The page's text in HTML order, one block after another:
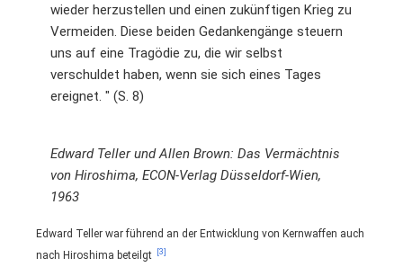
wieder herzustellen und einen zukünftigen Krieg zu
Vermeiden. Diese beiden Gedankengänge steuern
uns auf eine Tragödie zu, die wir selbst
verschuldet haben, wenn sie sich eines Tages
ereignet. " (S. 8)
Edward Teller und Allen Brown: Das Vermächtnis
von Hiroshima, ECON-Verlag Düsseldorf-Wien,
1963
Edward Teller war führend an der Entwicklung von Kernwaffen auch
nach Hiroshima beteilgt
[3]